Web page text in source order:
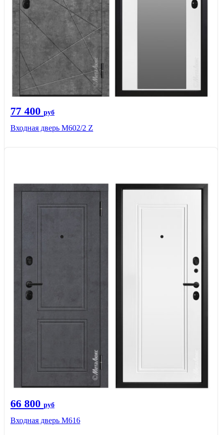
77 400 руб
Входная дверь М602/2 Z
66 800 руб
Входная дверь М616